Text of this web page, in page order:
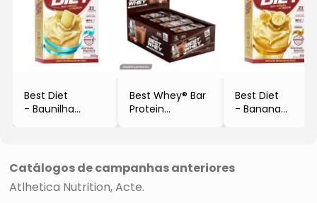
Best Diet
- Baunilha
Best Whey® Bar
Protein
Best Diet
- Banana
Catálogos de campanhas anteriores
Atlhetica Nutrition Acte